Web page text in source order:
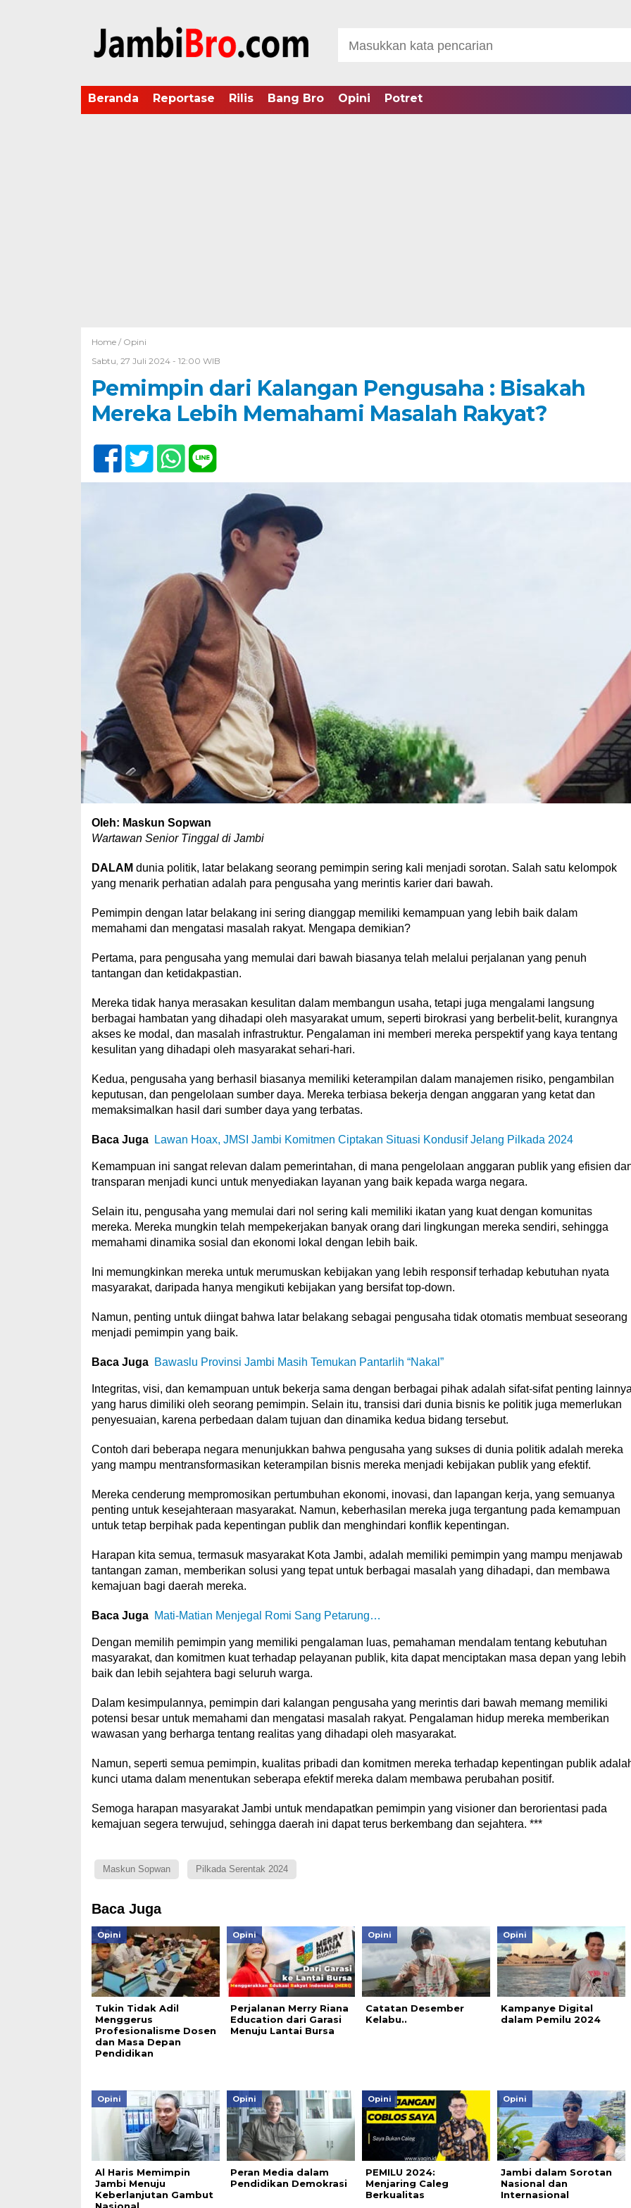
Beranda Reportase Rilis Bang Bro Opini Potret
Home / Opini
Sabtu, 27 Juli 2024 - 12:00 WIB
Pemimpin dari Kalangan Pengusaha : Bisakah
Mereka Lebih Memahami Masalah Rakyat?
Oleh: Maskun Sopwan
Wartawan Senior Tinggal di Jambi
DALAM dunia politik, latar belakang seorang pemimpin sering kali menjadi sorotan. Salah satu kelompok
yang menarik perhatian adalah para pengusaha yang merintis karier dari bawah.
Pemimpin dengan latar belakang ini sering dianggap memiliki kemampuan yang lebih baik dalam
memahami dan mengatasi masalah rakyat. Mengapa demikian?
Pertama, para pengusaha yang memulai dari bawah biasanya telah melalui perjalanan yang penuh
tantangan dan ketidakpastian.
Mereka tidak hanya merasakan kesulitan dalam membangun usaha, tetapi juga mengalami langsung
berbagai hambatan yang dihadapi oleh masyarakat umum, seperti birokrasi yang berbelit-belit, kurangnya
akses ke modal, dan masalah infrastruktur. Pengalaman ini memberi mereka perspektif yang kaya tentang
kesulitan yang dihadapi oleh masyarakat sehari-hari.
Kedua, pengusaha yang berhasil biasanya memiliki keterampilan dalam manajemen risiko, pengambilan
keputusan, dan pengelolaan sumber daya. Mereka terbiasa bekerja dengan anggaran yang ketat dan
memaksimalkan hasil dari sumber daya yang terbatas.
Baca Juga Lawan Hoax, JMSI Jambi Komitmen Ciptakan Situasi Kondusif Jelang Pilkada 2024
Kemampuan ini sangat relevan dalam pemerintahan, di mana pengelolaan anggaran publik yang efisien
transparan menjadi kunci untuk menyediakan layanan yang baik kepada warga negara.
Selain itu, pengusaha yang memulai dari nol sering kali memiliki ikatan yang kuat dengan komunitas
mereka. Mereka mungkin telah mempekerjakan banyak orang dari lingkungan mereka sendiri, sehingga
memahami dinamika sosial dan ekonomi lokal dengan lebih baik.
Ini memungkinkan mereka untuk merumuskan kebijakan yang lebih responsif terhadap kebutuhan nyata
masyarakat, daripada hanya mengikuti kebijakan yang bersifat top-down.
Namun, penting untuk diingat bahwa latar belakang sebagai pengusaha tidak otomatis membuat seseorang
menjadi pemimpin yang baik.
Baca Juga Bawaslu Provinsi Jambi Masih Temukan Pantarlih “Nakal”
Integritas, visi, dan kemampuan untuk bekerja sama dengan berbagai pihak adalah sifat-sifat penting
yang harus dimiliki oleh seorang pemimpin. Selain itu, transisi dari dunia bisnis ke politik juga memerlukan
penyesuaian, karena perbedaan dalam tujuan dan dinamika kedua bidang tersebut.
Contoh dari beberapa negara menunjukkan bahwa pengusaha yang sukses di dunia politik adalah mereka
yang mampu mentransformasikan keterampilan bisnis mereka menjadi kebijakan publik yang efektif.
Mereka cenderung mempromosikan pertumbuhan ekonomi, inovasi, dan lapangan kerja, yang semuanya
penting untuk kesejahteraan masyarakat. Namun, keberhasilan mereka juga tergantung pada kemampuan
untuk tetap berpihak pada kepentingan publik dan menghindari konflik kepentingan.
Harapan kita semua, termasuk masyarakat Kota Jambi, adalah memiliki pemimpin yang mampu menjawab
tantangan zaman, memberikan solusi yang tepat untuk berbagai masalah yang dihadapi, dan membawa
kemajuan bagi daerah mereka.
Baca Juga Mati-Matian Menjegal Romi Sang Petarung…
Dengan memilih pemimpin yang memiliki pengalaman luas, pemahaman mendalam tentang kebutuhan
masyarakat, dan komitmen kuat terhadap pelayanan publik, kita dapat menciptakan masa depan yang lebih
baik dan lebih sejahtera bagi seluruh warga.
Dalam kesimpulannya, pemimpin dari kalangan pengusaha yang merintis dari bawah memang memiliki
potensi besar untuk memahami dan mengatasi masalah rakyat. Pengalaman hidup mereka memberikan
wawasan yang berharga tentang realitas yang dihadapi oleh masyarakat.
Namun, seperti semua pemimpin, kualitas pribadi dan komitmen mereka terhadap kepentingan publik
kunci utama dalam menentukan seberapa efektif mereka dalam membawa perubahan positif.
Semoga harapan masyarakat Jambi untuk mendapatkan pemimpin yang visioner dan berorientasi pada
kemajuan segera terwujud, sehingga daerah ini dapat terus berkembang dan sejahtera. ***
Maskun Sopwan Pilkada Serentak 2024
Baca Juga
Opini
Tukin Tidak Adil
Menggerus
Profesionalisme Dosen
dan Masa Depan
Pendidikan
Opini
Perjalanan Merry Riana
Education dari Garasi
Menuju Lantai Bursa
Opini
Catatan Desember
Kelabu..
Opini
Kampanye Digital
dalam Pemilu 2024
Opini
Al Haris Memimpin
Jambi Menuju
Keberlanjutan Gambut
Opini
Peran Media dalam
Pendidikan Demokrasi
Opini
PEMILU 2024:
Menjaring Caleg
Berkualitas
Opini
Jambi dalam Sorotan
Nasional dan
Internasional